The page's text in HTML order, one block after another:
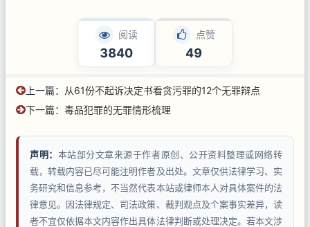
阅读
3840
点赞
49
上一篇：
从61份不起诉决定书看贪污罪的12个无罪辩点
下一篇： 毒品犯罪的无罪情形梳理
声明： 本站部分文章来源于作者原创、公开资料整理或网络转
载，转载内容已尽可能注明作者及出处。文章仅供法律学习、实
务研究和信息参考，不当然代表本站或律师本人对具体案件的法
律意见。因法律规定、司法政策、裁判观点及个案事实差异，读
者不宜仅依据本文内容作出具体法律判断或处理决定。若本文涉